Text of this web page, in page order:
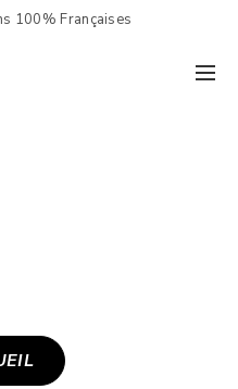
100% Françaises